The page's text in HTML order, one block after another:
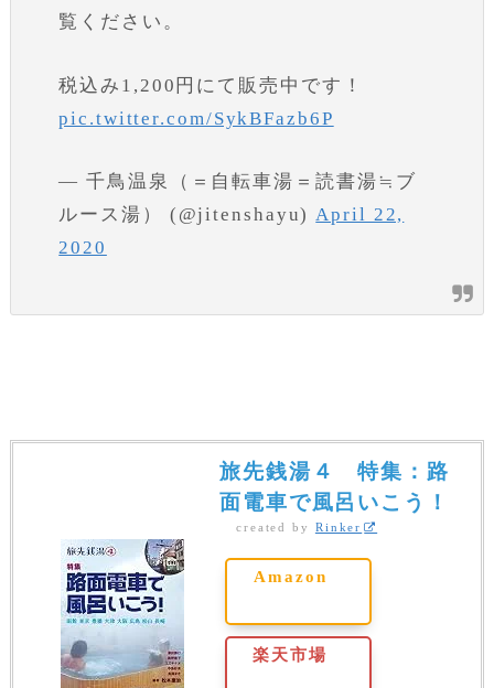
覧ください。
税込み1,200円にて販売中です！
pic.twitter.com/SykBFazb6P
— 千鳥温泉（＝自転車湯＝読書湯≒ブ
ルース湯） (@jitenshayu)April 22,
2020
旅先銭湯４ 特集：路
面電車で風呂いこう！
created by Rinker
Amazon
楽天市場